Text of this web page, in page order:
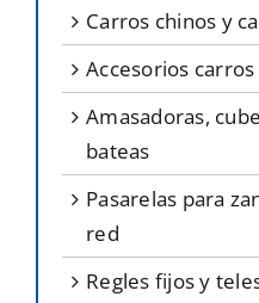
carros chinos y
accesorios
amasadoras, cubetas de hormigón y
bateas
pasarelas para zanja y horcas para
red
regles fijos y